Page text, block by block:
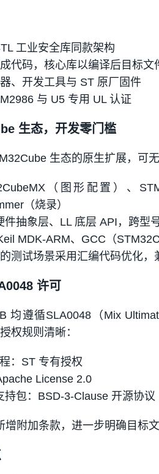
工业安全库同款架构
代码，核心库以编译后目标文
、开发工具与 ST 原厂固件
与 U5 专用 UL 认证
生态，开发零门槛
生态的原生扩展，可
（图形配置）、
（烧录）
件抽象层、LL 底层 API，跨型
MDK-ARM、GCC（
测试场景采用汇编代码优化，
许可
均遵循SLA0048（Mix
权规则清晰：
：ST 专有授权
License 2.0
持包：BSD-3-Clause 开源协议
附加条款，进一步明确目标